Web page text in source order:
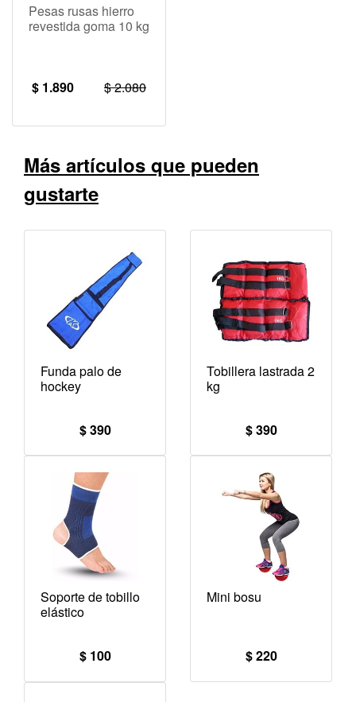
Pesas rusas hierro
revestida goma 10 kg
$ 1.890 $ 2.080
Más artículos que pueden
gustarte
Funda palo de
hockey
$ 390
Tobillera lastrada 2
kg
$ 390
Soporte de tobillo
elástico
$ 100
Mini bosu
$ 220